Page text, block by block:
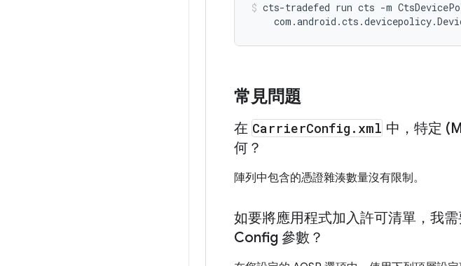
cts-tradefed run cts -m
常見問題
在 CarrierConfig . xml 中，特定
何？
陣列中包含的憑證雜湊數量沒有限制。
如要將應用程式加入許可清單，我需
Config 參數？